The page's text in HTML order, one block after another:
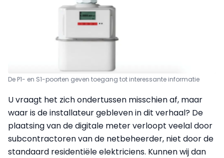
De P1- en S1-poorten geven toegang tot interessante informatie
U vraagt het zich ondertussen misschien af, maar
waar is de installateur gebleven in dit verhaal? De
plaatsing van de digitale meter verloopt veelal door
subcontractoren van de netbeheerder, niet door de
standaard residentiële elektriciens. Kunnen wij dan